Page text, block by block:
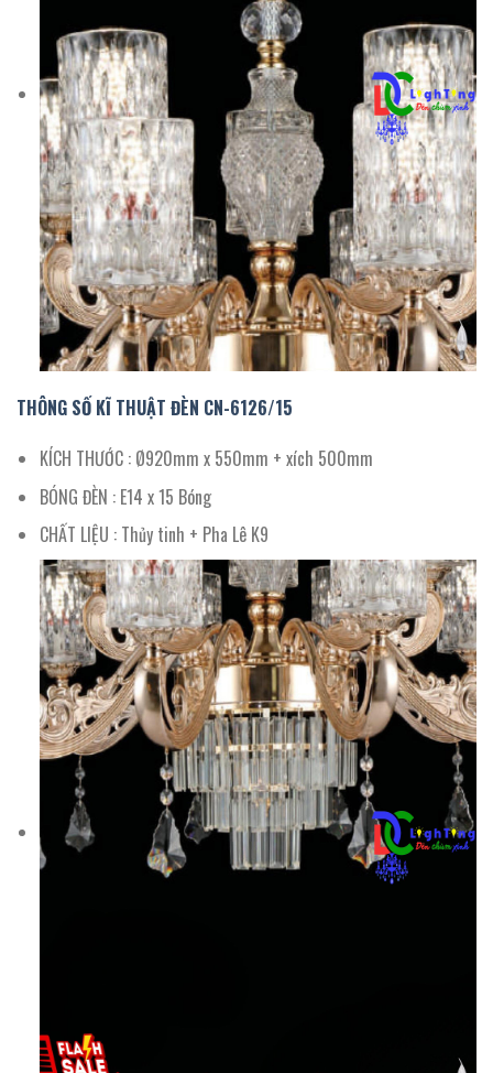
THÔNG SỐ KĨ THUẬT ĐÈN CN-6126/15
KÍCH THƯỚC : Ø920mm x 550mm + xích 500mm
BÓNG ĐÈN : E14 x 15 Bóng
CHẤT LIỆU : Thủy tinh + Pha Lê K9